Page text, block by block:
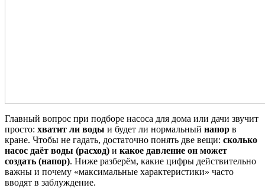
Главный вопрос при подборе насоса для дома или дачи звучит
просто: хватит ли воды и будет ли нормальный напор в
кране. Чтобы не гадать, достаточно понять две вещи: сколько
насос даёт воды (расход) и какое давление он может
создать (напор). Ниже разберём, какие цифры действительно
важны и почему «максимальные характеристики» часто
вводят в заблуждение.